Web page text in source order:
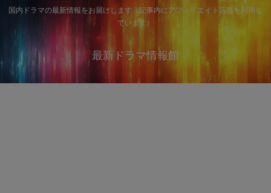
国内ドラマの最新情報をお届けします（記事内にアフィリエイト広告を利用し
ています）
最新ドラマ情報館